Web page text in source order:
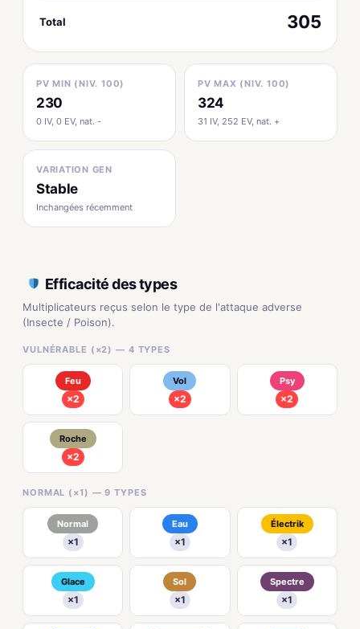
Total 305
PV MIN (NIV. 100)
230
0 IV, 0 EV, nat. -
PV MAX (NIV. 100)
324
31 IV, 252 EV, nat. +
VARIATION GEN
Stable
Inchangées récemment
Efficacité des types
Multiplicateurs reçus selon le type de l'attaque adverse
(Insecte / Poison).
VULNÉRABLE (×2) — 4 TYPES
Feu
×2
Vol
×2
Psy
×2
Roche
×2
NORMAL (×1) — 9 TYPES
Normal
×1
Eau
×1
Électrik
×1
Glace
×1
Sol
×1
Spectre
×1